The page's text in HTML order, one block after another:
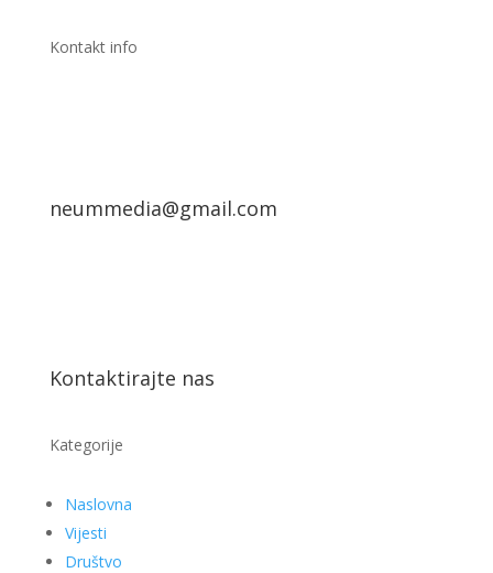
Kontakt info
neummedia@gmail.com
Kontaktirajte nas
Kategorije
Naslovna
Vijesti
Društvo